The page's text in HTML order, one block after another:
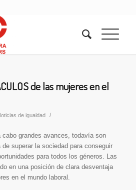
de las mujeres en el
de igualdad /
cabo grandes avances, todavía son
superar la sociedad para conseguir
para todos los géneros. Las
en una posición de clara desventaja
en el mundo laboral.